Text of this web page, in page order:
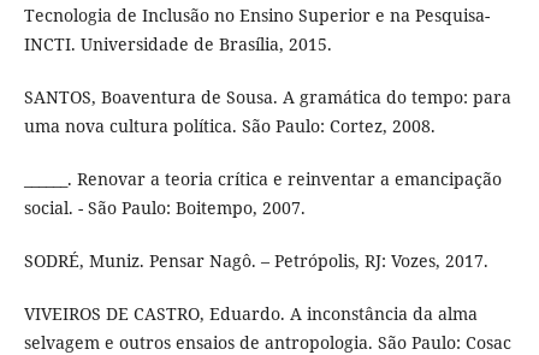
Tecnologia de Inclusão no Ensino Superior e na Pesquisa-
INCTI. Universidade de Brasília, 2015.
SANTOS, Boaventura de Sousa. A gramática do tempo: para
uma nova cultura política. São Paulo: Cortez, 2008.
______. Renovar a teoria crítica e reinventar a emancipação
social. - São Paulo: Boitempo, 2007.
SODRÉ, Muniz. Pensar Nagô. – Petrópolis, RJ: Vozes, 2017.
VIVEIROS DE CASTRO, Eduardo. A inconstância da alma
selvagem e outros ensaios de antropologia. São Paulo: Cosac